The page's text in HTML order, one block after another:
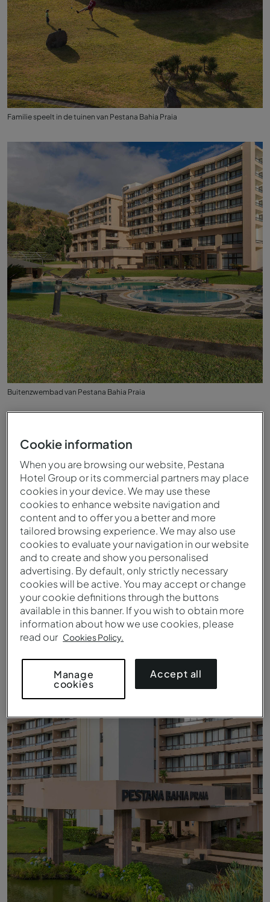
Familie speelt in de tuinen van Pestana Bahia Praia
Buitenzwembad van Pestana Bahia Praia
Cookie information
When you are browsing our website, Pestana
Hotel Group or its commercial partners may place
cookies in your device. We may use these
cookies to enhance website navigation and
content and to offer you a better and more
tailored browsing experience. We may also use
cookies to evaluate your navigation in our website
and to create and show you personalised
advertising. By default, only strictly necessary
cookies will be active. You may accept or change
your cookie definitions through the buttons
available in this banner. If you wish to obtain more
information about how we use cookies, please
read our Cookies Policy.
Manage
cookies
Accept all